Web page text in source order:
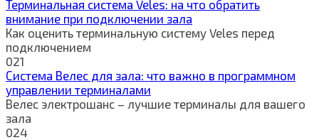
Терминальная система Veles: на что обратить
внимание при подключении зала
Как оценить терминальную систему Veles перед
подключением
021
Система Велес для зала: что важно в программном
управлении терминалами
Велес электрошанс – лучшие терминалы для вашего
зала
024